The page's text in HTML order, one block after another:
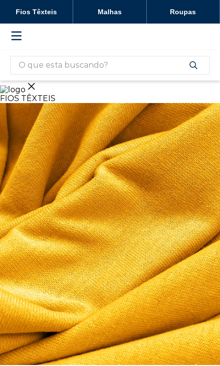
Fios Têxteis Malhas Roupas
FIOS TÊXTEIS